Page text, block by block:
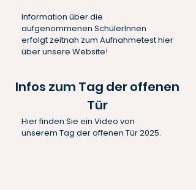
Information über die
aufgenommenen SchülerInnen
erfolgt zeitnah zum Aufnahmetest hier
über unsere Website!
Infos zum Tag der offenen
Tür
Hier finden Sie ein Video von
unserem Tag der offenen Tür 2025.